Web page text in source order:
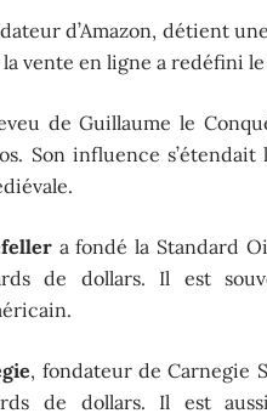
d’Amazon, détient
vente en ligne a redéfini
de Guillaume le
Son influence
a fondé la Standard
de dollars. Il est
, fondateur de Carnegie
de dollars. Il est